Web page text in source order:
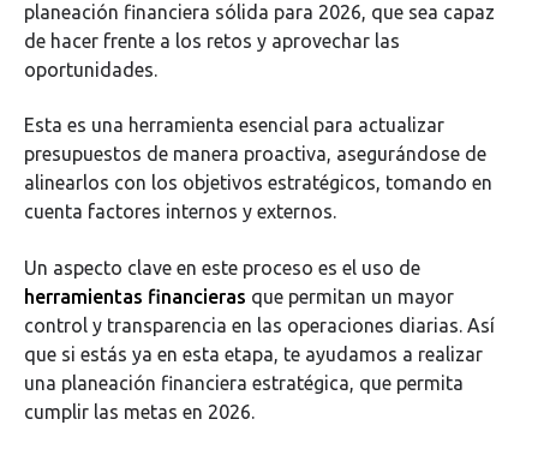
planeación financiera sólida para 2026, que sea capaz
de hacer frente a los retos y aprovechar las
oportunidades.
Esta es una herramienta esencial para actualizar
presupuestos de manera proactiva, asegurándose de
alinearlos con los objetivos estratégicos, tomando en
cuenta factores internos y externos.
Un aspecto clave en este proceso es el uso de
herramientas financieras que permitan un mayor
control y transparencia en las operaciones diarias. Así
que si estás ya en esta etapa, te ayudamos a realizar
una planeación financiera estratégica, que permita
cumplir las metas en 2026.